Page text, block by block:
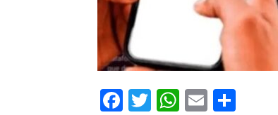
Facebook
Twitter
WhatsApp
Email